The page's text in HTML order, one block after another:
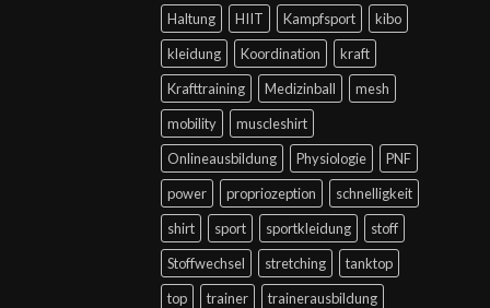
Haltung
HIIT Kampfsport
kibo
kleidung
Koordination
kraft
Krafttraining
Medizinball
mesh
mobility
muscleshirt
Onlineausbildung
Physiologie
PNF
power
propriozeption
schnelligkeit
shirt
sport sportkleidung
stoff
Stoffwechsel
stretching
tanktop
top
trainer trainerausbildung